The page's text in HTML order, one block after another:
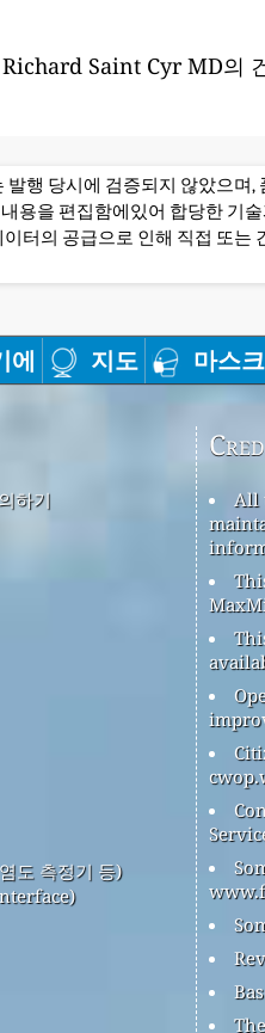
Saint Cyr MD의
발행 당시에 검증되지 않았으
용을 편집함에있어 합당한 기
터의 공급으로 인해 직접 또
에 지도 마스크
하기
도 측정기 등)
All